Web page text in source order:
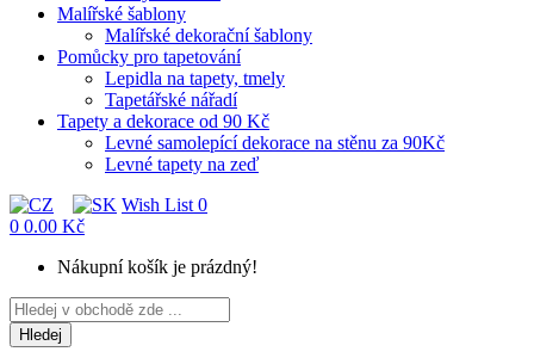
Malířské šablony
Malířské dekorační šablony
Pomůcky pro tapetování
Lepidla na tapety, tmely
Tapetářské nářadí
Tapety a dekorace od 90 Kč
Levné samolepící dekorace na stěnu za 90Kč
Levné tapety na zeď
Wish List 0
0 0.00 Kč
Nákupní košík je prázdný!
Hledej